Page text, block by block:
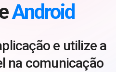
Android
e utilize a
na comunicação